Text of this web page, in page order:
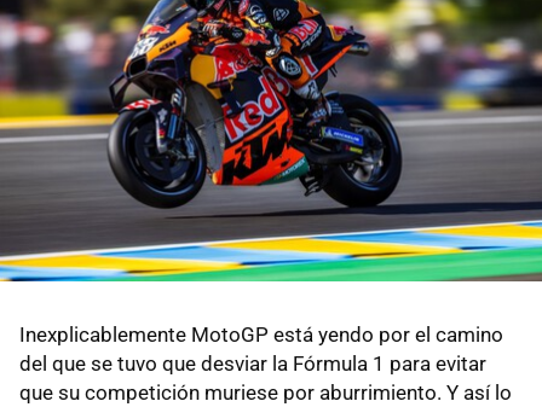
Inexplicablemente MotoGP está yendo por el camino
del que se tuvo que desviar la Fórmula 1 para evitar
que su competición muriese por aburrimiento. Y así lo